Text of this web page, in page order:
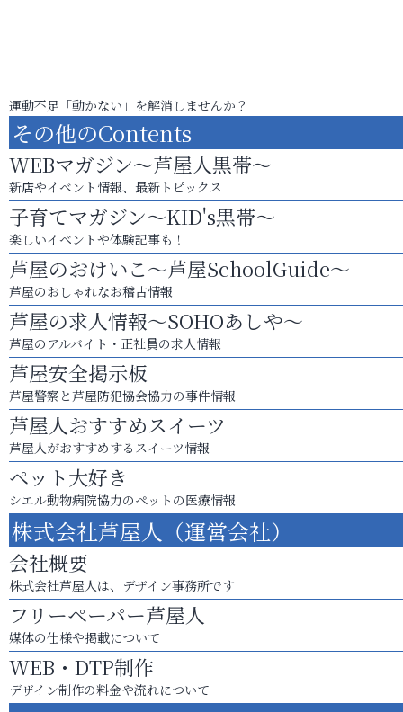
運動不足「動かない」を解消しませんか？
その他のContents
WEBマガジン～芦屋人黒帯～
新店やイベント情報、最新トピックス
子育てマガジン～KID's黒帯～
楽しいイベントや体験記事も！
芦屋のおけいこ～芦屋SchoolGuide～
芦屋のおしゃれなお稽古情報
芦屋の求人情報～SOHOあしや～
芦屋のアルバイト・正社員の求人情報
芦屋安全掲示板
芦屋警察と芦屋防犯協会協力の事件情報
芦屋人おすすめスイーツ
芦屋人がおすすめするスイーツ情報
ペット大好き
シエル動物病院協力のペットの医療情報
株式会社芦屋人（運営会社）
会社概要
株式会社芦屋人は、デザイン事務所です
フリーペーパー芦屋人
媒体の仕様や掲載について
WEB・DTP制作
デザイン制作の料金や流れについて